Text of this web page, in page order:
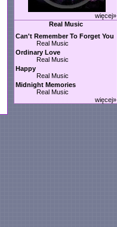
więcej»
Real Music
Can't Remember To Forget You
Real Music
Ordinary Love
Real Music
Happy
Real Music
Midnight Memories
Real Music
więcej»